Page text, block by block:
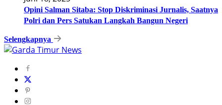
Opini Salman Sitaba: Stop Diskriminasi Jurnalis, Saatnya
Polri dan Pers Satukan Langkah Bangun Negeri
Selengkapnya